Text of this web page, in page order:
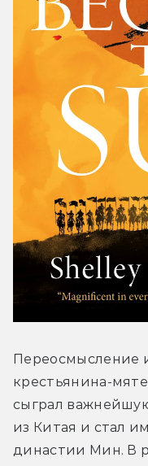
Переосмысление
крестьянина-
сыграл
из Китая и стал
династии Мин. В